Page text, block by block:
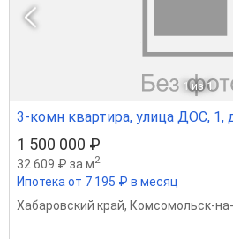
1 из 1
3-комн квартира, улица ДОС, 1,
1 500 000 ₽
32 609 ₽ за м2
Ипотека от 7 195 ₽ в месяц
Хабаровский край, Комсомольск-